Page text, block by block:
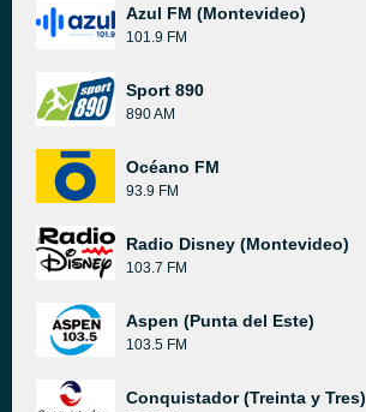
Azul FM (Montevideo)
101.9 FM
Sport 890
890 AM
Océano FM
93.9 FM
Radio Disney (Montevideo)
103.7 FM
Aspen (Punta del Este)
103.5 FM
Conquistador (Treinta y Tres)